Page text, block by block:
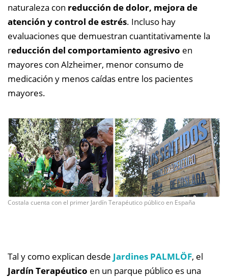
naturaleza con reducción de dolor, mejora de
atención y control de estrés. Incluso hay
evaluaciones que demuestran cuantitativamente la
reducción del comportamiento agresivo en
mayores con Alzheimer, menor consumo de
medicación y menos caídas entre los pacientes
mayores.
Costala cuenta con el primer Jardín Terapéutico público en España
Tal y como explican desde Jardines PALMLÖF, el
Jardín Terapéutico en un parque público es una